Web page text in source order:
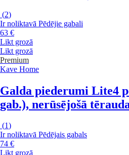
(2)
Ir noliktavā Pēdējie gabali
63 €
Likt grozā
Likt grozā
Premium
Kave Home
Galda piederumi Lite4
gab.), nerūsējošā
(1)
Ir noliktavā Pēdējais gabals
74 €
Likt grozā